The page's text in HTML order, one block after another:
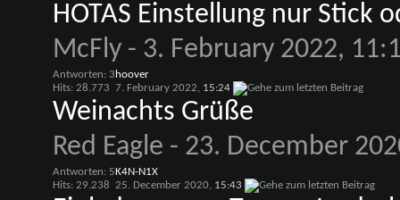
HOTAS Einstellung nur Stick
McFly- 3. February 2022,
Antworten: 3
Hits: 28.773
hoover
7. February 2022, 15:24
Weinachts Grüße
Red Eagle - 23. December
Antworten: 5
Hits: 29.238
K4N-N1X
25. December 2020, 15:43